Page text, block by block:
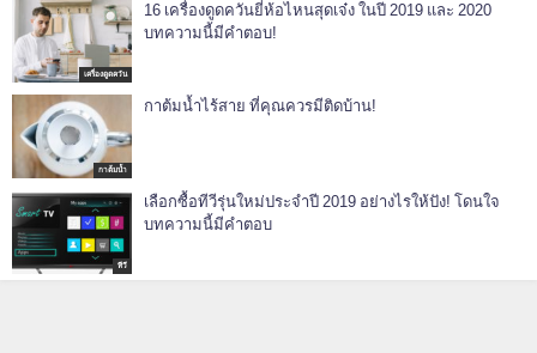
เครื่องดูดควัน
16 เครื่องดูดควันยี่ห้อไหนสุดเจ๋ง ในปี 2019 และ 2020
บทความนี้มีคำตอบ!
กาต้มน้ำ
กาต้มน้ำไร้สาย ที่คุณควรมีติดบ้าน!
ทีวี
เลือกซื้อทีวีรุ่นใหม่ประจำปี 2019 อย่างไรให้ปัง! โดนใจ
บทความนี้มีคำตอบ